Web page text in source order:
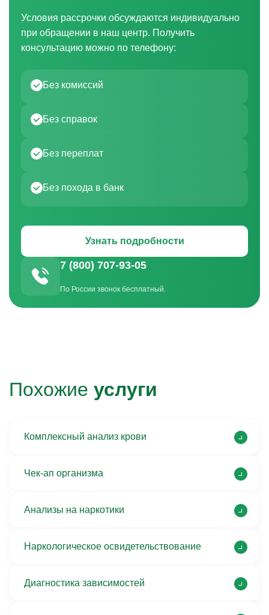
Условия рассрочки обсуждаются индивидуально
при обращении в наш центр. Получить
консультацию можно по телефону:
Узнать подробности
7 (800) 707-93-05
По России звонок бесплатный.
Без комиссий
Без справок
Без переплат
Без похода в банк
Похожие услуги
Комплексный анализ крови
Чек-ап организма
Анализы на наркотики
Наркологическое освидетельствование
Диагностика зависимостей